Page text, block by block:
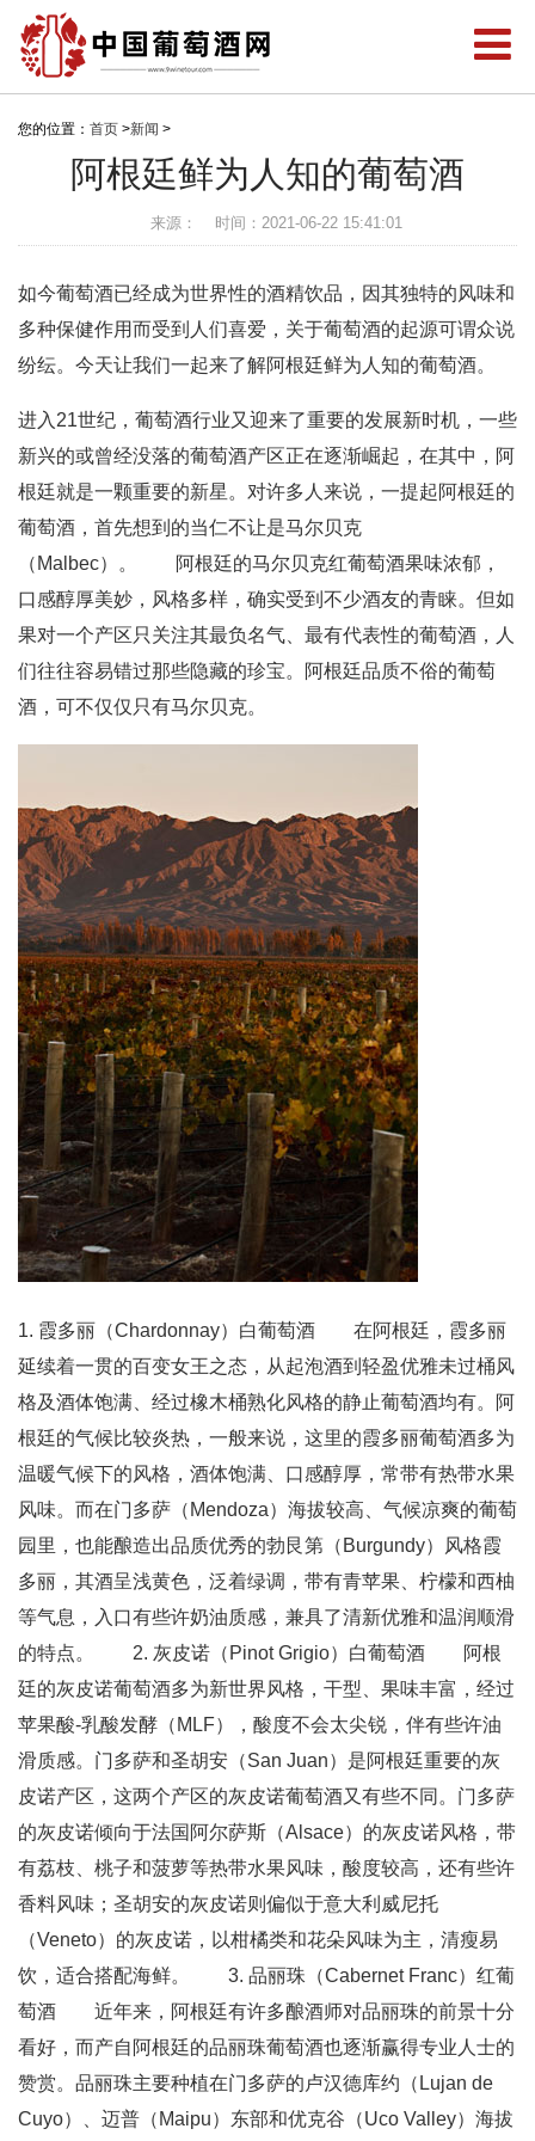
您的位置： 首页 >新闻 >
阿根廷鲜为人知的葡萄酒
来源： 时间：2021-06-22 15:41:01
如今葡萄酒已经成为世界性的酒精饮品，因其独特的风味和
多种保健作用而受到人们喜爱，关于葡萄酒的起源可谓众说
纷纭。今天让我们一起来了解阿根廷鲜为人知的葡萄酒。
进入21世纪，葡萄酒行业又迎来了重要的发展新时机，一些
新兴的或曾经没落的葡萄酒产区正在逐渐崛起，在其中，阿
根廷就是一颗重要的新星。对许多人来说，一提起阿根廷的
葡萄酒，首先想到的当仁不让是马尔贝克
（Malbec）。 阿根廷的马尔贝克红葡萄酒果味浓郁，
口感醇厚美妙，风格多样，确实受到不少酒友的青睐。但如
果对一个产区只关注其最负名气、最有代表性的葡萄酒，人
们往往容易错过那些隐藏的珍宝。阿根廷品质不俗的葡萄
酒，可不仅仅只有马尔贝克。
1. 霞多丽（Chardonnay）白葡萄酒 在阿根廷，霞多丽
延续着一贯的百变女王之态，从起泡酒到轻盈优雅未过桶风
格及酒体饱满、经过橡木桶熟化风格的静止葡萄酒均有。阿
根廷的气候比较炎热，一般来说，这里的霞多丽葡萄酒多为
温暖气候下的风格，酒体饱满、口感醇厚，常带有热带水果
风味。而在门多萨（Mendoza）海拔较高、气候凉爽的葡萄
园里，也能酿造出品质优秀的勃艮第（Burgundy）风格霞
多丽，其酒呈浅黄色，泛着绿调，带有青苹果、柠檬和西柚
等气息，入口有些许奶油质感，兼具了清新优雅和温润顺滑
的特点。 2. 灰皮诺（Pinot Grigio）白葡萄酒 阿根
廷的灰皮诺葡萄酒多为新世界风格，干型、果味丰富，经过
苹果酸-乳酸发酵（MLF），酸度不会太尖锐，伴有些许油
滑质感。门多萨和圣胡安（San Juan）是阿根廷重要的灰
皮诺产区，这两个产区的灰皮诺葡萄酒又有些不同。门多萨
的灰皮诺倾向于法国阿尔萨斯（Alsace）的灰皮诺风格，带
有荔枝、桃子和菠萝等热带水果风味，酸度较高，还有些许
香料风味；圣胡安的灰皮诺则偏似于意大利威尼托
（Veneto）的灰皮诺，以柑橘类和花朵风味为主，清瘦易
饮，适合搭配海鲜。 3. 品丽珠（Cabernet Franc）红葡
萄酒 近年来，阿根廷有许多酿酒师对品丽珠的前景十分
看好，而产自阿根廷的品丽珠葡萄酒也逐渐赢得专业人士的
赞赏。品丽珠主要种植在门多萨的卢汉德库约（Lujan de
Cuyo）、迈普（Maipu）东部和优克谷（Uco Valley）海拔